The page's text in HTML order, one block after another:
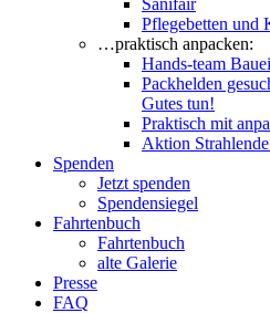
Sanifair
Pflegebetten und
…praktisch anpacken:
Hands-team
Packhelden
Gutes tun!
Praktisch mit
Aktion
Spenden
Jetzt spenden
Spendensiegel
Fahrtenbuch
Fahrtenbuch
alte Galerie
Presse
FAQ